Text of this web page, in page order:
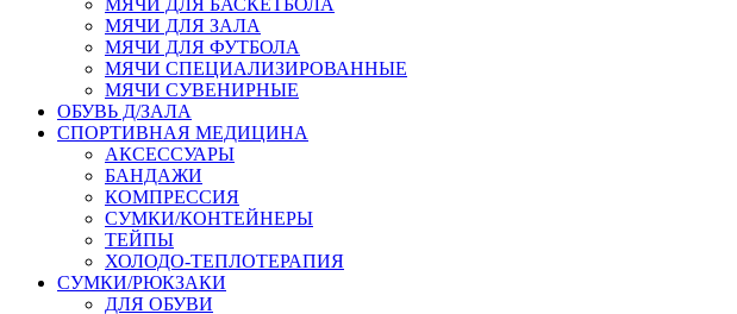
МЯЧИ ДЛЯ ЗАЛА
МЯЧИ ДЛЯ ФУТБОЛА
МЯЧИ СПЕЦИАЛИЗИРОВАННЫЕ
МЯЧИ СУВЕНИРНЫЕ
ОБУВЬ Д/ЗАЛА
СПОРТИВНАЯ МЕДИЦИНА
АКСЕССУАРЫ
БАНДАЖИ
КОМПРЕССИЯ
СУМКИ/КОНТЕЙНЕРЫ
ТЕЙПЫ
ХОЛОДО-ТЕПЛОТЕРАПИЯ
СУМКИ/РЮКЗАКИ
ДЛЯ ОБУВИ